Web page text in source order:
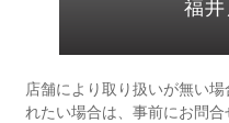
福
店舗により取り扱いが無い
れたい場合は、事前にお問合